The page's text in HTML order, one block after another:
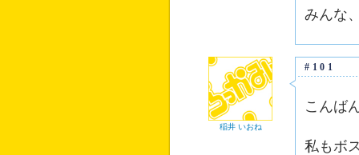
みんな
稲井 いおね
#101
こんば
私もボ